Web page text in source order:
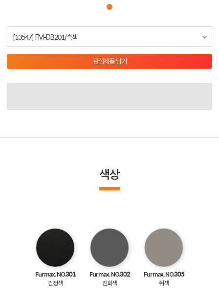
[13547] FM-DB201/흑색
관심제품 담기
색상
Furmax. NO.301
검정색
Furmax. NO.302
진회색
Furmax. NO.305
쥐색